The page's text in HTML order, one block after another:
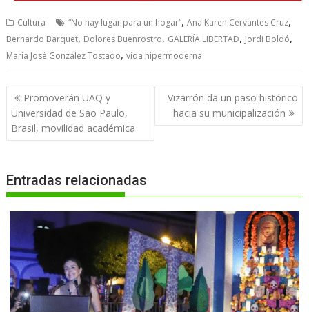
Cultura “No hay lugar para un hogar”,Ana Karen Cervantes Cruz,
Bernardo Barquet, Dolores Buenrostro, GALERÍA LIBERTAD, Jordi Boldó,
María José González Tostado,vida hipermoderna
Navegación
de
entradas
Promoverán UAQ y
Universidad de São Paulo,
Brasil, movilidad académica
Vizarrón da un paso histórico
hacia su municipalización
Entradas relacionadas